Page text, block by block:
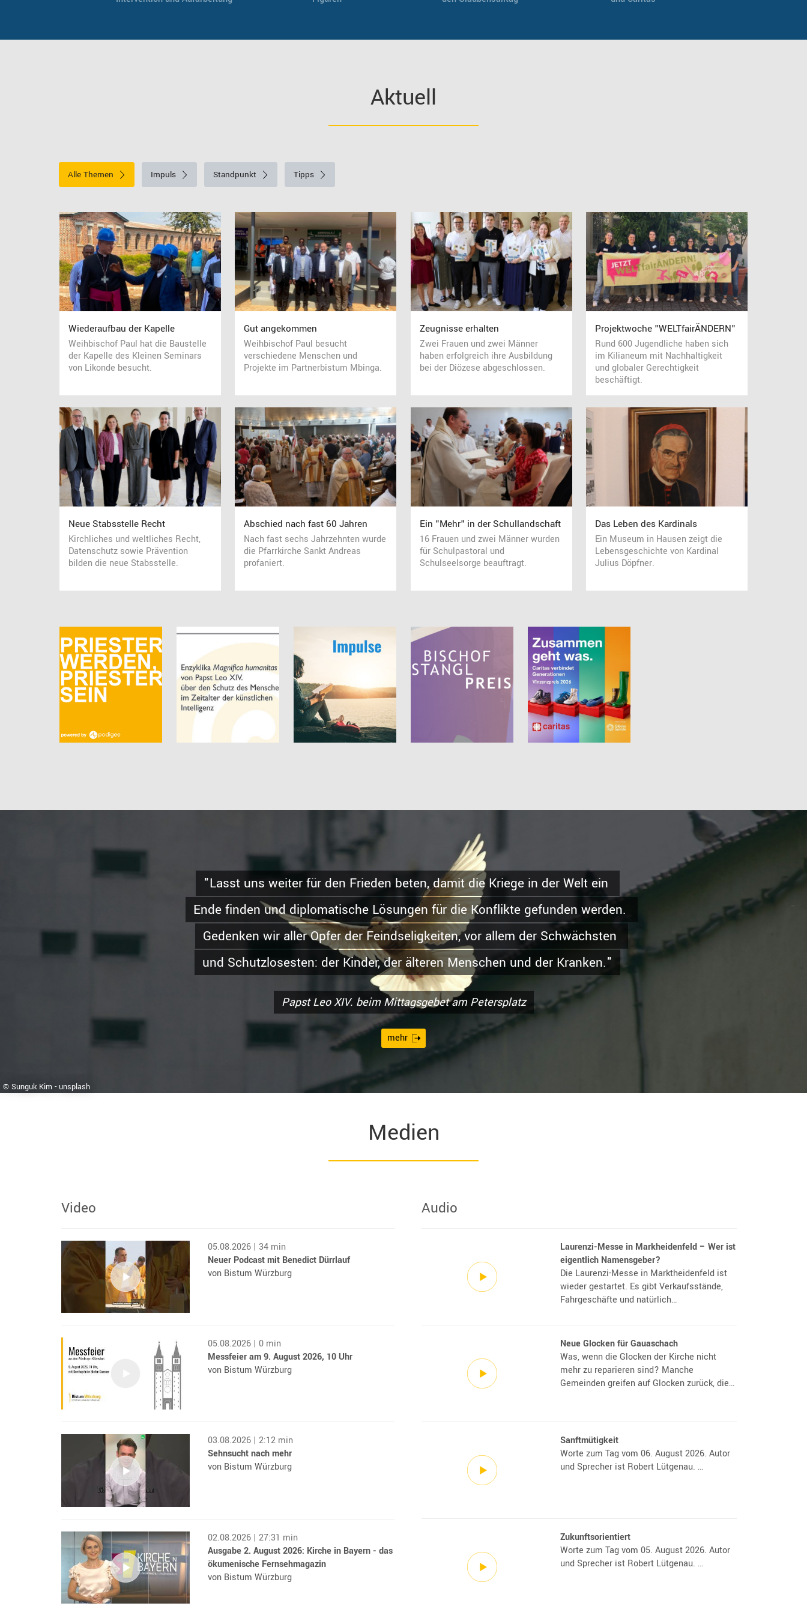
Aktuell
Alle Themen Impuls Standpunkt Tipps
Wiederaufbau der Kapelle
Weihbischof Paul hat die Baustelle
der Kapelle des Kleinen Seminars
von Likonde besucht.
Gut angekommen
Weihbischof Paul besucht
verschiedene Menschen und
Projekte im Partnerbistum Mbinga.
Zeugnisse erhalten
Zwei Frauen und zwei Männer
haben erfolgreich ihre Ausbildung
bei der Diözese abgeschlossen.
Projektwoche "WELTfairÄNDERN"
Rund 600 Jugendliche haben sich
im Kilianeum mit Nachhaltigkeit
und globaler Gerechtigkeit
beschäftigt.
Neue Stabsstelle Recht
Kirchliches und weltliches Recht,
Datenschutz sowie Prävention
bilden die neue Stabsstelle.
Abschied nach fast 60 Jahren
Nach fast sechs Jahrzehnten wurde
die Pfarrkirche Sankt Andreas
profaniert.
Ein "Mehr" in der Schullandschaft
16 Frauen und zwei Männer wurden
für Schulpastoral und
Schulseelsorge beauftragt.
Das Leben des Kardinals
Ein Museum in Hausen zeigt die
Lebensgeschichte von Kardinal
Julius Döpfner.
"Lasst uns weiter für den Frieden beten, damit die Kriege in der Welt ein
Ende finden und diplomatische Lösungen für die Konflikte gefunden werden.
Gedenken wir aller Opfer der Feindseligkeiten, vor allem der Schwächsten
und Schutzlosesten: der Kinder, der älteren Menschen und der Kranken."
Papst Leo XIV. beim Mittagsgebet am Petersplatz
mehr
© Sunguk Kim - unsplash
Medien
Video
05.08.2026 | 34 min
Neuer Podcast mit Benedict Dürrlauf
von Bistum Würzburg
05.08.2026 | 0 min
Messfeier am 9. August 2026, 10 Uhr
von Bistum Würzburg
03.08.2026 | 2:12 min
Sehnsucht nach mehr
von Bistum Würzburg
02.08.2026 | 27:31 min
Ausgabe 2. August 2026: Kirche in Bayern - das
ökumenische Fernsehmagazin
von Bistum Würzburg
Audio
Laurenzi-Messe in Markheidenfeld – Wer ist
eigentlich Namensgeber?
Die Laurenzi-Messe in Marktheidenfeld ist
wieder gestartet. Es gibt Verkaufsstände,
Fahrgeschäfte und natürlich…
Neue Glocken für Gauaschach
Was, wenn die Glocken der Kirche nicht
mehr zu reparieren sind? Manche
Gemeinden greifen auf Glocken zurück, die…
Sanftmütigkeit
Worte zum Tag vom 06. August 2026. Autor
und Sprecher ist Robert Lütgenau. …
Zukunftsorientiert
Worte zum Tag vom 05. August 2026. Autor
und Sprecher ist Robert Lütgenau. …